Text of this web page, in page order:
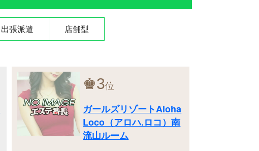
出張派遣 店舗型
♚3位
ガールズリゾートAloha
Loco（アロハ.ロコ）南
流山ルーム